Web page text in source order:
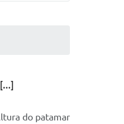
do patamar